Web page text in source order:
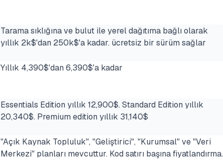
Tarama sıklığına ve bulut ile yerel dağıtıma bağlı olarak
yıllık 2k$'dan 250k$'a kadar. ücretsiz bir sürüm sağlar
Yıllık 4,390$'dan 6,390$'a kadar
Essentials Edition yıllık 12,900$. Standard Edition yıllık
20,340$. Premium edition yıllık 31,140$
"Açık Kaynak Topluluk", "Geliştirici", "Kurumsal" ve "Veri
Merkezi" planları mevcuttur. Kod satırı başına fiyatlandırma.